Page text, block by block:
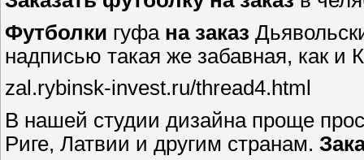
Футболки гуфа на заказ
надписью такая же забавная, как
zal.rybinsk-invest.ru/thread4.html
В нашей студии дизайна проще
Риге, Латвии и другим странам.